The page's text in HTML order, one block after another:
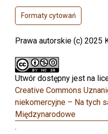
Formaty cytowań
Prawa autorskie (c) 2025
Utwór dostępny jest na
Creative Commons
niekomercyjne – Na tych
Międzynarodowe
.